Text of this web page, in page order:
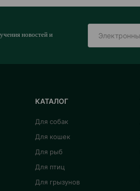
новостей и
КАТАЛОГ
Для собак
Для кошек
Для рыб
Для птиц
Для грызунов